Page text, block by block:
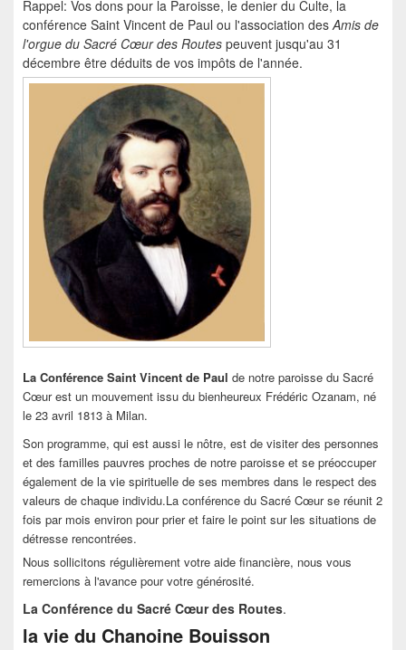
Rappel: Vos dons pour la Paroisse, le denier du Culte, la
conférence Saint Vincent de Paul ou l'association desAmis de
l'orgue du Sacré Cœur des Routes peuvent jusqu'au 31
décembre être déduits de vos impôts de l'année.
La Conférence Saint Vincent de Paul de notre paroisse du Sacré
Cœur est un mouvement issu du bienheureux Frédéric Ozanam, né
le 23 avril 1813 à Milan.
Son programme, qui est aussi le nôtre, est de visiter des personnes
et des familles pauvres proches de notre paroisse et se préoccuper
également de la vie spirituelle de ses membres dans le respect des
valeurs de chaque individu.La conférence du Sacré Cœur se réunit 2
fois par mois environ pour prier et faire le point sur les situations de
détresse rencontrées.
Nous sollicitons régulièrement votre aide financière, nous vous
remercions à l'avance pour votre générosité.
La Conférence du Sacré Cœur des Routes.
la vie du Chanoine Bouisson